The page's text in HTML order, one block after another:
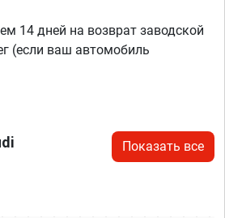
14 дней на возврат заводской
(если ваш автомобиль
Показать все